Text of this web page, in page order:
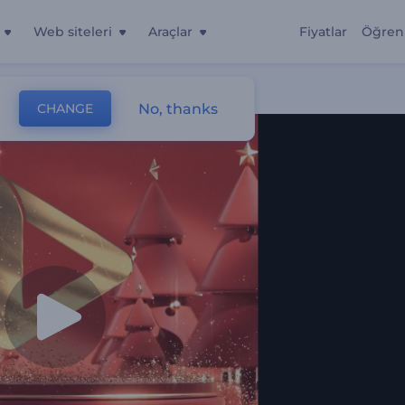
Web siteleri Araçlar Fiyatlar Öğren
CHANGE No, thanks